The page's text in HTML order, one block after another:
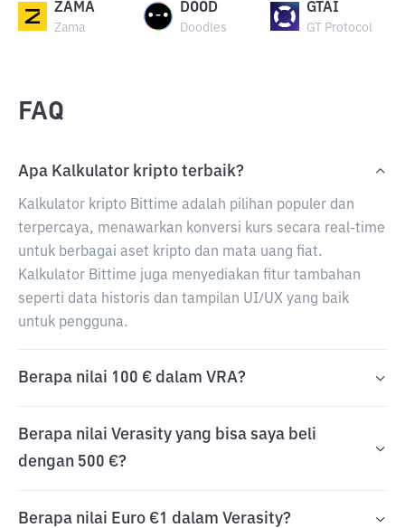
ZAMA
Zama
DOOD
Doodles
GTAI
GT Protocol
FAQ
Apa Kalkulator kripto terbaik?
Kalkulator kripto Bittime adalah pilihan populer dan
terpercaya, menawarkan konversi kurs secara real-time
untuk berbagai aset kripto dan mata uang fiat.
Kalkulator Bittime juga menyediakan fitur tambahan
seperti data historis dan tampilan UI/UX yang baik
untuk pengguna.
Berapa nilai 100 € dalam VRA?
Berapa nilai Verasity yang bisa saya beli
dengan 500 €?
Berapa nilai Euro €1 dalam Verasity?